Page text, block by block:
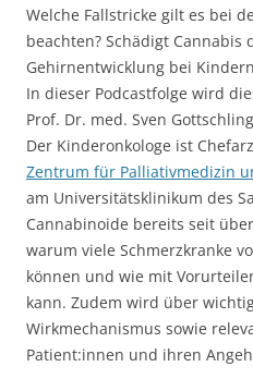
können und wie mit
kann. Zudem wird über
Wirkmechanismus sowie
Patient:innen und ihren
Direktlink auf die Episode
Mehr zum AMBOSS-Podcast:
Mehr zum AMBOSS-Blog:
Mehr zum Thema
https://go.amboss.com/kcb
Ambossbietet regelmässig
Wissenschaft hörbar machen